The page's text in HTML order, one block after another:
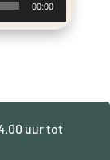
00:00
uur tot